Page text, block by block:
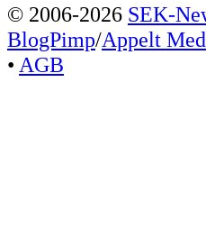
© 2006-2026 SEK-
BlogPimp/Appelt
• AGB